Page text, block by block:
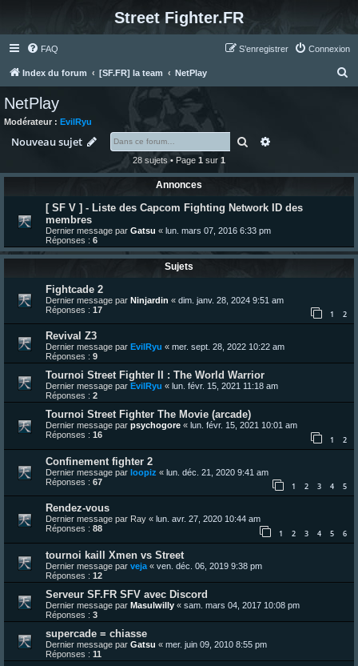
Street Fighter.FR
FAQ Connexion
S’enregistrer
Index du forum [SF.FR] la team NetPlay
r
NetPlay
Modérateur : EvilRyu
Nouveau sujet Rechercher
28 sujets • Page 1 sur 1
Annonces
[ SF V ] - Liste des Capcom Fighting Network ID des
membres
Dernier message par Gatsu « lun. mars 07, 2016 6:33 pm
Réponses : 6
Sujets
Fightcade 2
Dernier message par Ninjardin « dim. janv. 28, 2024 9:51 am
Réponses : 17 1 2
Revival Z3
Dernier message par EvilRyu « mer. sept. 28, 2022 10:22 am
Réponses : 9
Tournoi Street Fighter II : The World Warrior
Dernier message par EvilRyu « lun. févr. 15, 2021 11:18 am
Réponses : 2
Tournoi Street Fighter The Movie (arcade)
Dernier message par psychogore « lun. févr. 15, 2021 10:01 am
Réponses : 16 1 2
Confinement fighter 2
Dernier message par loopiz « lun. déc. 21, 2020 9:41 am
Réponses : 67 1 2 3 4 5
Rendez-vous
Dernier message par Ray « lun. avr. 27, 2020 10:44 am
Réponses : 88 1 2 3 4 5 6
tournoi kaill Xmen vs Street
Dernier message par veja « ven. déc. 06, 2019 9:38 pm
Réponses : 12
Serveur SF.FR SFV avec Discord
Dernier message par Masulwilly « sam. mars 04, 2017 10:08 pm
Réponses : 3
supercade = chiasse
Dernier message par Gatsu « mer. juin 09, 2010 8:55 pm
Réponses : 11